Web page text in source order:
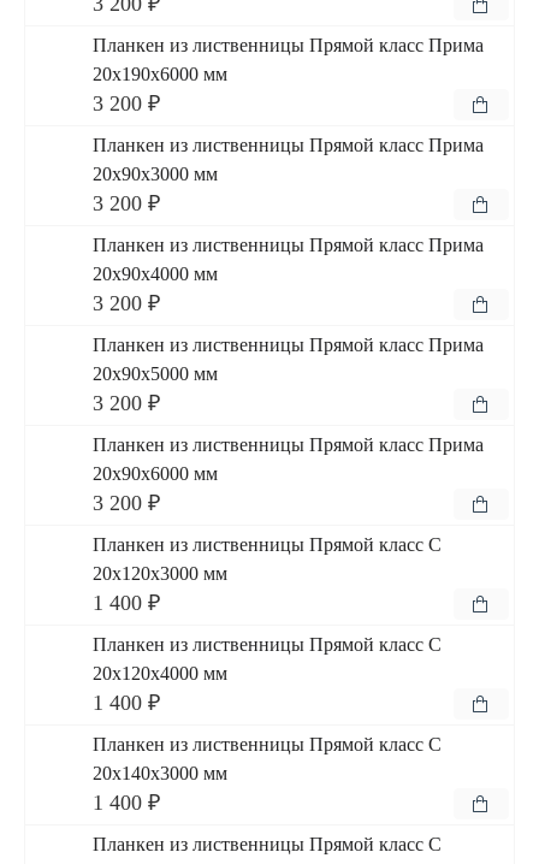
Планкен из лиственницы Прямой класс Прима
20x190x6000 мм
3 200 ₽
Планкен из лиственницы Прямой класс Прима
20x90x3000 мм
3 200 ₽
Планкен из лиственницы Прямой класс Прима
20x90x4000 мм
3 200 ₽
Планкен из лиственницы Прямой класс Прима
20x90x5000 мм
3 200 ₽
Планкен из лиственницы Прямой класс Прима
20x90x6000 мм
3 200 ₽
Планкен из лиственницы Прямой класс С
20x120x3000 мм
1 400 ₽
Планкен из лиственницы Прямой класс С
20x120x4000 мм
1 400 ₽
Планкен из лиственницы Прямой класс С
20x140x3000 мм
1 400 ₽
Планкен из лиственницы Прямой класс С